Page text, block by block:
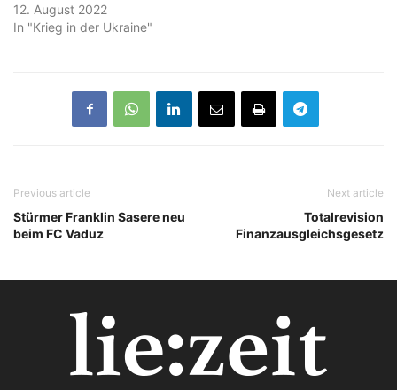
12. August 2022
In "Krieg in der Ukraine"
Previous article
Stürmer Franklin Sasere neu
beim FC Vaduz
Next article
Totalrevision
Finanzausgleichsgesetz